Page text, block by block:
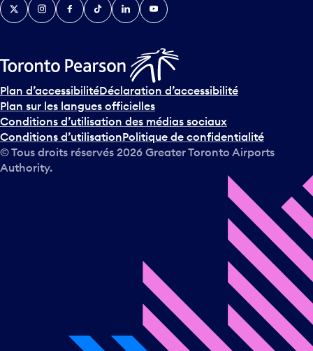
Plan d’accessibilitéDéclaration d’accessibilité
Plan sur les langues officielles
Conditions d’utilisation des médias sociaux
Conditions d’utilisationPolitique de confidentialité
© Tous droits réservés 2026 Greater Toronto Airports
Authority.